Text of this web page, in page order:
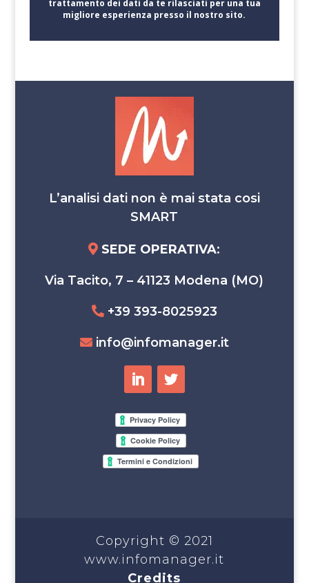
trattamento dei dati da te rilasciati per una tua
migliore esperienza presso il nostro sito.
L’analisi dati non è mai stata cosi
SMART
SEDE OPERATIVA:
Via Tacito, 7 – 41123 Modena (MO)
+39 393-8025923
info@infomanager.it
Copyright © 2021
www.infomanager.it
Credits